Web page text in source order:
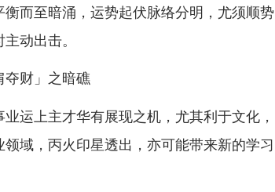
而至暗涌，运势起伏脉络分明，尤须顺势
动出击。
夺财」之暗礁
运上主才华有展现之机，尤其利于文化，
域，丙火印星透出，亦可能带来新的学习